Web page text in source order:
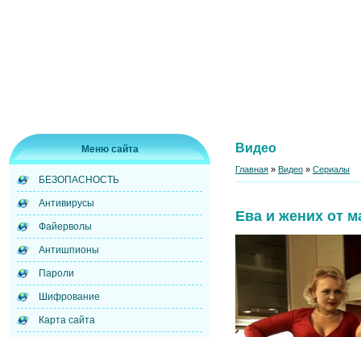
Меню сайта
БЕЗОПАСНОСТЬ
Антивирусы
Файерволы
Антишпионы
Пароли
Шифрование
Карта сайта
Видео
Главная » Видео » Сериалы
Ева и жених от